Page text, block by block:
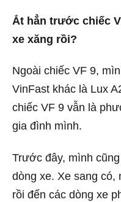
Ắt hẳn trước chiếc
xe xăng rồi?
Ngoài chiếc VF 9,
VinFast khác là Lux
chiếc VF 9 vẫn là
gia đình mình.
Trước đây, mình
dòng xe. Xe sang có,
rồi đến các dòng xe